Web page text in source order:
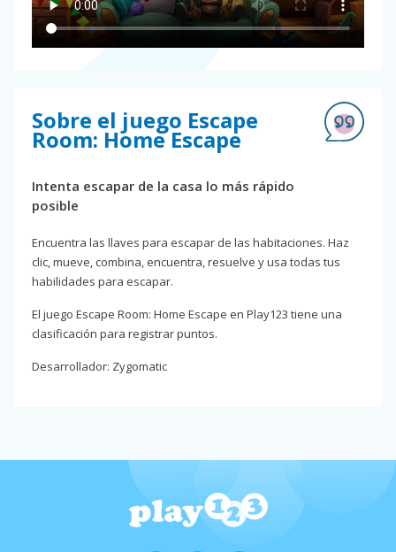
Sobre el juego Escape
Room: Home Escape
Intenta escapar de la casa lo más rápido
posible
Encuentra las llaves para escapar de las habitaciones. Haz
clic, mueve, combina, encuentra, resuelve y usa todas tus
habilidades para escapar.
El juego Escape Room: Home Escape en Play123 tiene una
clasificación para registrar puntos.
Desarrollador: Zygomatic